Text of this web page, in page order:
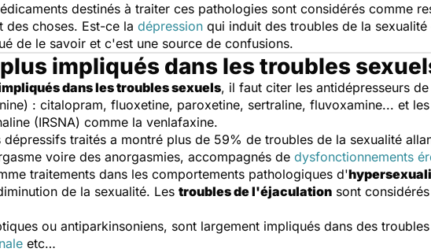
destinés à traiter ces pathologies sont considérés comme
choses. Est-ce la dépression qui induit des troubles de la sexualité
de le savoir et c'est une source de confusions.
impliqués dans les troubles
dans les troubles sexuels, il faut citer les antidépresseurs de
: citalopram, fluoxetine, paroxetine, sertraline, fluvoxamine... et
(IRSNA) comme la venlafaxine.
traités a montré plus de 59% de troubles de la sexualité
voire des anorgasmies, accompagnés de dysfonctionnements
traitements dans les comportements pathologiques d'
de la sexualité. Les troubles de l'éjaculation sont
ou antiparkinsoniens, sont largement impliqués dans des
etc…